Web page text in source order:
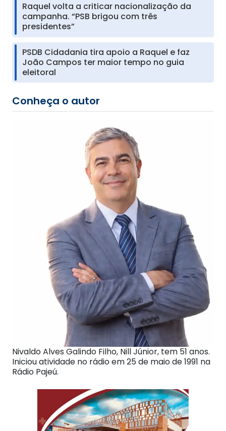
Raquel volta a criticar nacionalização da
campanha. “PSB brigou com três
presidentes”
PSDB Cidadania tira apoio a Raquel e faz
João Campos ter maior tempo no guia
eleitoral
Conheça o autor
Nivaldo Alves Galindo Filho, Nill Júnior, tem 51 anos.
Iniciou atividade no rádio em 25 de maio de 1991 na
Rádio Pajeú.